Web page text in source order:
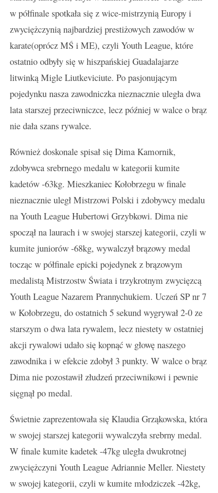
w półfinale spotkała się z wice-mistrzynią Europy i
zwyciężczynią najbardziej prestiżowych zawodów w
karate(oprócz MŚ i ME), czyli Youth League, które
ostatnio odbyły się w hiszpańskiej Guadalajarze
litwinką Migle Liutkeviciute. Po pasjonującym
pojedynku nasza zawodniczka nieznacznie uległa dwa
lata starszej przeciwniczce, lecz później w walce o brąz
nie dała szans rywalce.
Również doskonale spisał się Dima Kamornik,
zdobywca srebrnego medalu w kategorii kumite
kadetów -63kg. Mieszkaniec Kołobrzegu w finale
nieznacznie uległ Mistrzowi Polski i zdobywcy medalu
na Youth League Hubertowi Grzybkowi. Dima nie
spoczął na laurach i w swojej starszej kategorii, czyli w
kumite juniorów -68kg, wywalczył brązowy medal
tocząc w półfinale epicki pojedynek z brązowym
medalistą Mistrzostw Świata i trzykrotnym zwycięzcą
Youth League Nazarem Prannychukiem. Uczeń SP nr 7
w Kołobrzegu, do ostatnich 5 sekund wygrywał 2-0 ze
starszym o dwa lata rywalem, lecz niestety w ostatniej
akcji rywalowi udało się kopnąć w głowę naszego
zawodnika i w efekcie zdobył 3 punkty. W walce o brąz
Dima nie pozostawił złudzeń przeciwnikowi i pewnie
sięgnął po medal.
Świetnie zaprezentowała się Klaudia Grząkowska, która
w swojej starszej kategorii wywalczyła srebrny medal.
W finale kumite kadetek -47kg uległa dwukrotnej
zwyciężczyni Youth League Adriannie Meller. Niestety
w swojej kategorii, czyli w kumite młodziczek -42kg,